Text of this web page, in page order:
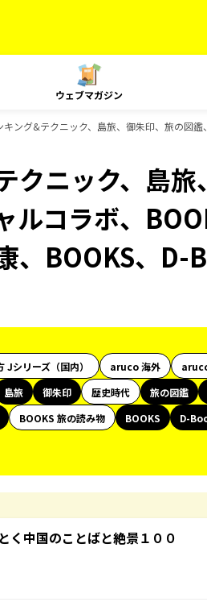
ウェブマガジン
ング&テクニック、島旅、御朱印、旅の図
クニック、島旅
ルコラボ、
、BOOKS、D-
Jシリーズ（国内） aruco 海外
島旅 御朱印 歴史時代 旅の図鑑
BOOKS 旅の読み物 BOOKS
D-
く中国のことばと絶景１００